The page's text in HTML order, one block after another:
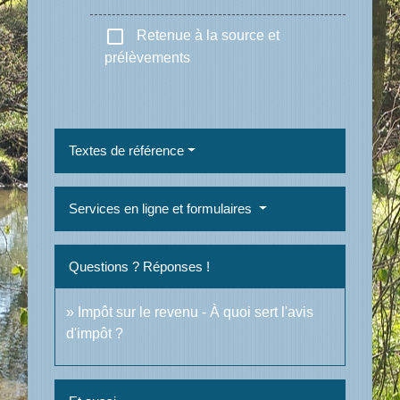
check_box_outline_blank
Retenue à la source et
prélèvements
Textes de référence
Services en ligne et formulaires
Questions ? Réponses !
Impôt sur le revenu - À quoi sert l'avis
d'impôt ?